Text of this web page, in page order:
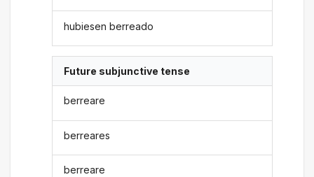
hubiesen berreado
Future subjunctive tense
berreare
berreares
berreare